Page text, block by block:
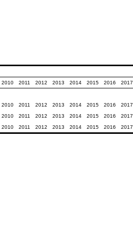
2010 2011 2012 2013 2014 2015 2016 2017
2010 2011 2012 2013 2014 2015 2016 2017
2010 2011 2012 2013 2014 2015 2016 2017
2010 2011 2012 2013 2014 2015 2016 2017